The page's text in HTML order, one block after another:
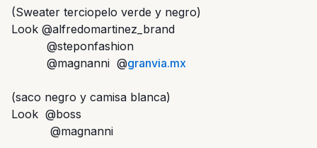
(Sweater terciopelo verde y negro)
Look @alfredomartinez_brand
@steponfashion
@magnanni @granvia.mx
(saco negro y camisa blanca)
Look @boss
@magnanni